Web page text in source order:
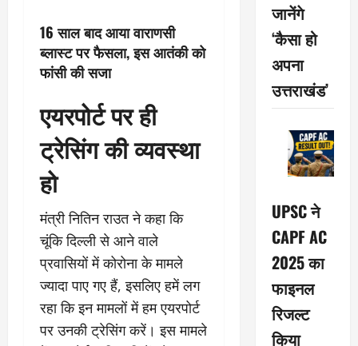
16 साल बाद आया वाराणसी
ब्लास्ट पर फैसला, इस आतंकी को
फांसी की सजा
एयरपोर्ट पर ही
ट्रेसिंग की व्यवस्था
हो
मंत्री नितिन राउत ने कहा कि
चूंकि दिल्ली से आने वाले
प्रवासियों में कोरोना के मामले
ज्यादा पाए गए हैं, इसलिए हमें लग
रहा कि इन मामलों में हम एयरपोर्ट
पर उनकी ट्रेसिंग करें। इस मामले
जानेंगे
‘कैसा हो
अपना
उत्तराखंड’
UPSC ने
CAPF AC
2025 का
फाइनल
रिजल्ट
किया